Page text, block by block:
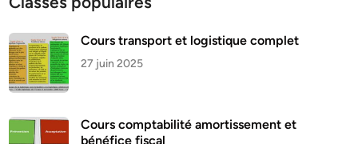
Cours transport et logistique complet
27 juin 2025
Cours comptabilité amortissement et
bénéfice fiscal